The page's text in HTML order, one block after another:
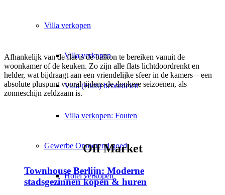
Villa verkopen
Villa verkopen
Villa (Huis) beoordelen
Villa verkopen: Fouten
Gewerbe Onroerend goed
Hotel verkopen
Afhankelijk van de flat is de balkon te bereiken vanuit de
woonkamer of de keuken. Zo zijn alle flats lichtdoordrenkt en
helder, wat bijdraagt aan een vriendelijke sfeer in de kamers – een
absolute pluspunt vooral tijdens de donkere seizoenen, als
zonneschijn zeldzaam is.
Off Market
Townhouse Berlijn: Moderne
stadsgezinnen kopen & huren